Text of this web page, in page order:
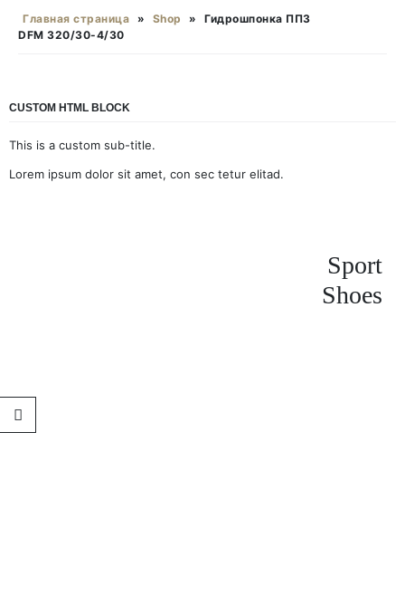
Главная страница » Shop »
Гидрошпонка ППЗ
DFМ 320/30-4/30
CUSTOM HTML BLOCK
This is a custom sub-title.
Lorem ipsum dolor sit amet, con sec tetur elitad.
Sport
Shoes